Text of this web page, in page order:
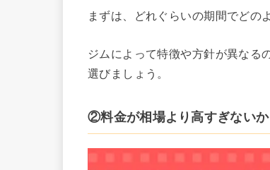
まずは、どれぐらいの期間でどの
ジムによって特徴や方針が異なる
選びましょう。
②料金が相場より高すぎないか